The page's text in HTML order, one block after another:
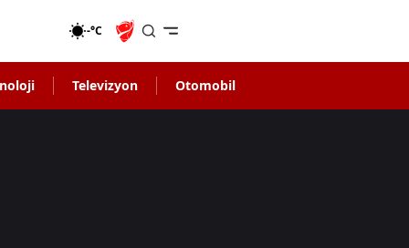
-°C
Televizyon Otomobil